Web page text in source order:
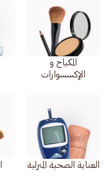
المكياج و
الإكسسوارات
العناية الصحية المنزلية